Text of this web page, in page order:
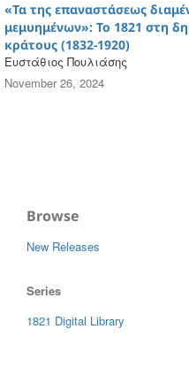
«Τα της επαναστάσεως
μεμυημένων»: Το 1821 στη
κράτους (1832-1920)
Ευστάθιος Πουλιάσης
November 26, 2024
Browse
New Releases
Series
1821 Digital Library